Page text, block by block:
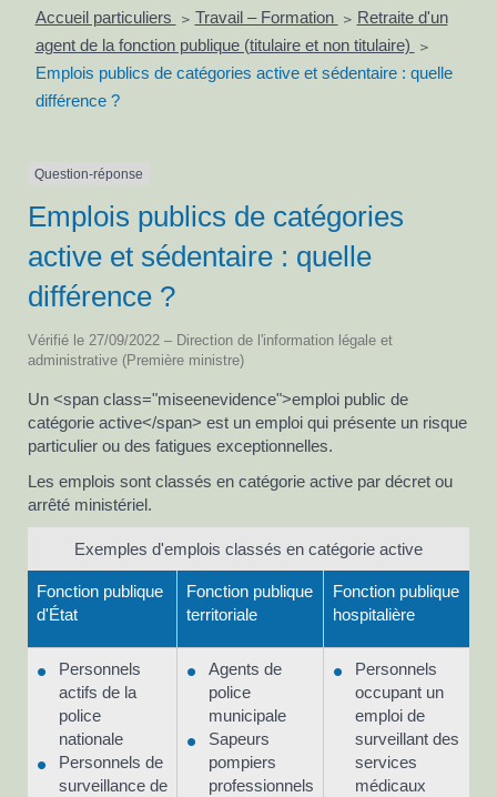
Accueil particuliers > Travail – Formation > Retraite d'un
agent de la fonction publique (titulaire et non titulaire)
>
Emplois publics de catégories active et sédentaire : quelle
différence ?
Question-réponse
Emplois publics de catégories
active et sédentaire : quelle
différence ?
Vérifié le 27/09/2022 – Direction de l'information légale et
administrative (Première ministre)
Un <span class="miseenevidence">emploi public de
catégorie active</span> est un emploi qui présente un risque
particulier ou des fatigues exceptionnelles.
Les emplois sont classés en catégorie active par décret ou
arrêté ministériel.
Exemples d'emplois classés en catégorie active
Fonction publique
d'État
Fonction publique
territoriale
Fonction publique
hospitalière
Personnels
actifs de la
police
nationale
Personnels de
surveillance de
Agents de
police
municipale
Sapeurs
pompiers
professionnels
Personnels
occupant un
emploi de
surveillant des
services
médicaux